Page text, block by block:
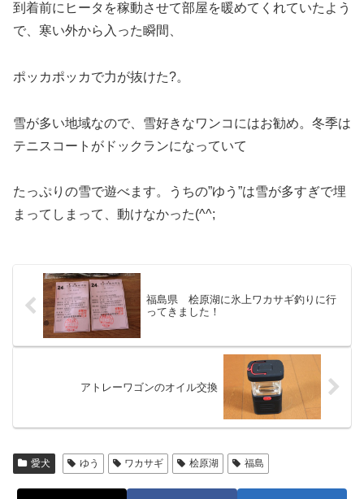
到着前にヒータを稼動させて部屋を暖めてくれていたよう
で、寒い外から入った瞬間、
ポッカポッカで力が抜けた?。
雪が多い地域なので、雪好きなワンコにはお勧め。冬季は
テニスコートがドックランになっていて
たっぷりの雪で遊べます。うちの”ゆう”は雪が多すぎで埋
まってしまって、動けなかった(^^;
福島県 桧原湖に氷上ワカサギ釣りに行
ってきました！
アトレーワゴンのオイル交換
愛犬 ゆう ワカサギ 桧原湖 福島